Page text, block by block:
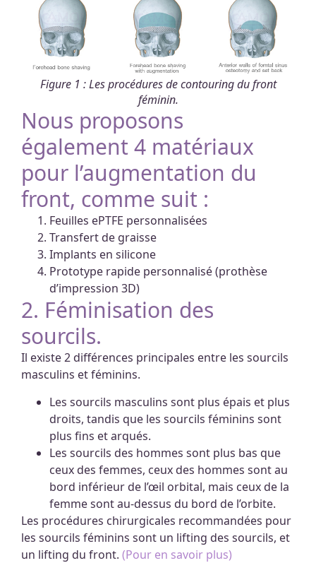
Figure 1 : Les procédures de contouring du front
féminin.
Nous proposons
également 4 matériaux
pour l’augmentation du
front, comme suit :
Feuilles ePTFE personnalisées
Transfert de graisse
Implants en silicone
Prototype rapide personnalisé (prothèse
d’impression 3D)
2. Féminisation des
sourcils.
Il existe 2 différences principales entre les sourcils
masculins et féminins.
Les sourcils masculins sont plus épais et plus
droits, tandis que les sourcils féminins sont
plus fins et arqués.
Les sourcils des hommes sont plus bas que
ceux des femmes, ceux des hommes sont au
bord inférieur de l’œil orbital, mais ceux de la
femme sont au-dessus du bord de l’orbite.
Les procédures chirurgicales recommandées pour
les sourcils féminins sont un lifting des sourcils, et
un lifting du front. (Pour en savoir plus)